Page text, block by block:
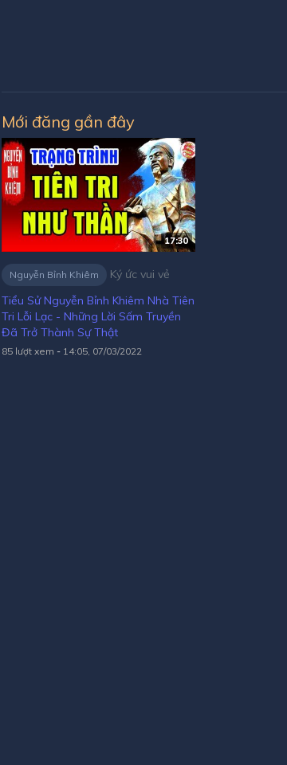
Mới đăng gần đây
17:30
Nguyễn Bỉnh Khiêm
Ký ức vui vẻ
Tiểu Sử Nguyễn Bỉnh Khiêm Nhà Tiên
Tri Lỗi Lạc - Những Lời Sấm Truyền
Đã Trở Thành Sự Thật
85 lượt xem - 14:05, 07/03/2022